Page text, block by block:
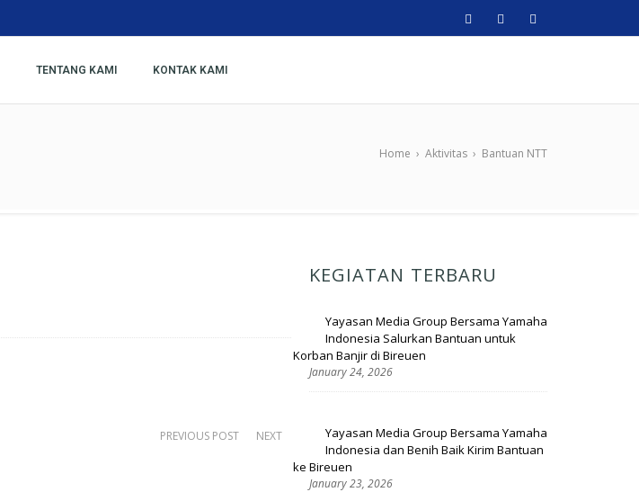
TENTANG KAMI KONTAK KAMI
Home › Aktivitas › Bantuan NTT
PREVIOUS POST NEXT
KEGIATAN TERBARU
Yayasan Media Group Bersama Yamaha
Indonesia Salurkan Bantuan untuk
Korban Banjir di Bireuen
January 24, 2026
Yayasan Media Group Bersama Yamaha
Indonesia dan Benih Baik Kirim Bantuan
ke Bireuen
January 23, 2026